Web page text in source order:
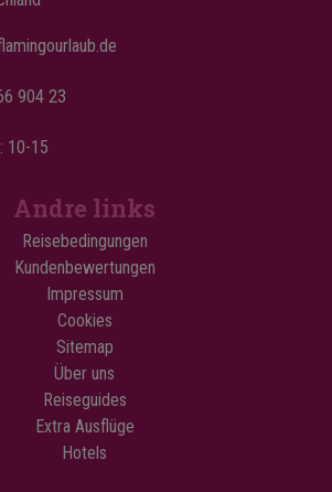
904 23
10-15
Andre links
Reisebedingungen
Kundenbewertungen
Impressum
Cookies
Sitemap
Über uns
Reiseguides
Extra Ausflüge
Hotels